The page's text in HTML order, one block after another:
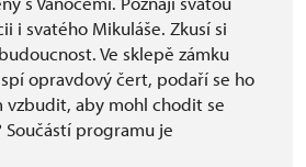
i svatého Mikuláše. Zkusí si
Ve sklepě zámku
opravdový čert, podaří se ho
aby mohl chodit se
Součástí programu je